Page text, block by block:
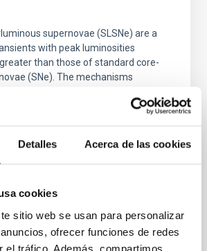
Detalles Acerca de las cookies
cookies
sitio web se usan para personalizar
ofrecer funciones de redes
el tráfico. Además, compartimos
supernovae (SLSNe) are a
with peak luminosities
than those of standard core-
(SNe). The mechanisms
medium (CSM) interaction, or
al.
2026A&A...709A.229A